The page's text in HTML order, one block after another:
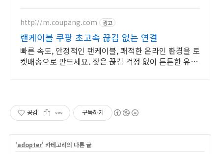
http://m.coupang.com 광고
랜케이블 쿠팡 초고속 끊김 없는 연결
빠른 속도, 안정적인 랜케이블, 쾌적한 온라인 환경을 로
켓배송으로 만드세요. 잦은 끊김 걱정 없이 튼튼한 유선
공감 구독하기
'adopter' 카테고리의 다른 글